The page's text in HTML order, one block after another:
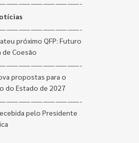
próximo QFP: Futuro
de Coesão
propostas para o
do Estado de 2027
pelo Presidente